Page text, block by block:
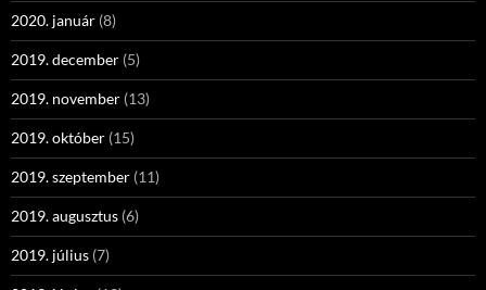
2020. január (8)
2019. december (5)
2019. november (13)
2019. október (15)
2019. szeptember (11)
2019. augusztus (6)
2019. július (7)